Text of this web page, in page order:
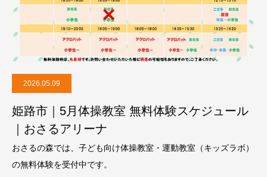
2026.05.09
姫路市｜5月体操教室 無料体験スケジュール
｜おさるアリーナ
おさるの森では、子ども向け体操教室・運動教室（キッズラボ）
の無料体験を受付中です。